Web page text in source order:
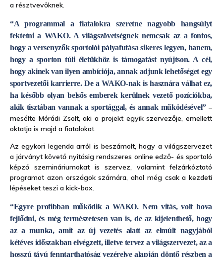
a résztvevőknek.
“A programmal a fiatalokra szeretne nagyobb hangsúlyt
fektetni a WAKO. A világszövetségnek nemcsak az a fontos,
hogy a versenyzők sportolói pályafutása sikeres legyen, hanem,
hogy a sporton túli életükhöz is támogatást nyújtson. A cél,
hogy akinek van ilyen ambíciója, annak adjunk lehetőséget egy
sportvezetői karrierre. De a WAKO-nak is hasznára válhat ez,
ha később olyan belsős emberek kerülnek vezető pozíciókba,
akik tisztában vannak a sportággal, és annak működésével” –
mesélte Mórádi Zsolt, aki a projekt egyik szervezője, emellett
oktatja is majd a fiatalokat.
Az egykori legenda arról is beszámolt, hogy a világszervezet
a járványt követő nyitásig rendszeres online edző- és sportoló
képző szemináriumokat is szervez, valamint felzárkóztató
programot azon országok számára, ahol még csak a kezdeti
lépéseket teszi a kick-box.
“Egyre profibban működik a WAKO. Nem vitás, volt hova
fejlődni, és még természetesen van is, de az kijelenthető, hogy
az a munka, amit az új vezetés alatt az elmúlt nagyjából
kétéves időszakban elvégzett, illetve tervez a világszervezet, az a
hosszú távú fenntarthatóság vezérelve alapján döntő részben a